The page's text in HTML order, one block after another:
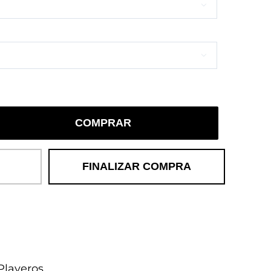


COMPRAR
FINALIZAR COMPRA